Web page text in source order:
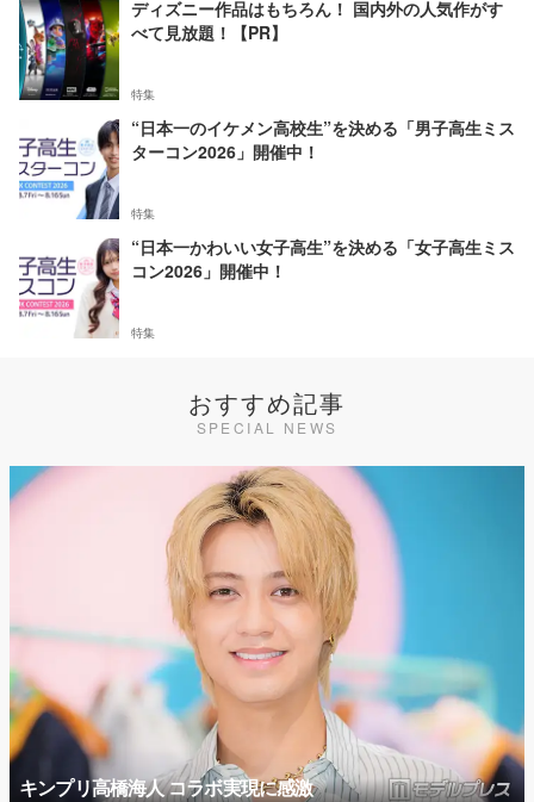
ディズニー作品はもちろん！ 国内外の人気作がす
べて見放題！【PR】
特集
“日本一のイケメン高校生”を決める「男子高生ミス
ターコン2026」開催中！
特集
“日本一かわいい女子高生”を決める「女子高生ミス
コン2026」開催中！
特集
おすすめ記事
SPECIAL NEWS
キンプリ高橋海人 コラボ実現に感激